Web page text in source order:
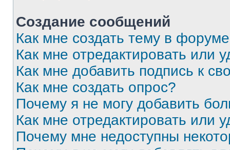
Создание сообщений
Как мне создать тему в
Как мне отредактировать или
Как мне добавить подпись к
Как мне создать опрос?
Почему я не могу добавить
Как мне отредактировать или
Почему мне недоступны